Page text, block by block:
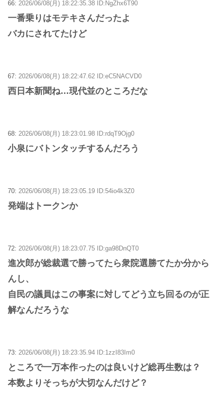
66: 2026/06/08(月) 18:22:35.38 ID:NgZhx6T90
一番乗りはモテキさんだったよ
バカにされてたけど
67: 2026/06/08(月) 18:22:47.62 ID:eC5NACVD0
西日本新聞ね…現代並のところだな
68: 2026/06/08(月) 18:23:01.98 ID:rdqT9Ojg0
小泉にバトンタッチするんだろう
70: 2026/06/08(月) 18:23:05.19 ID:54io4k3Z0
発端はトークンか
72: 2026/06/08(月) 18:23:07.75 ID:ga98DnQT0
進次郎が総裁選で勝ってたら衆院選勝てたか分から
んし、
自民の議員はこの事案に対してどう立ち回るのが正
解なんだろうな
73: 2026/06/08(月) 18:23:35.94 ID:1zzI83Im0
ところで一万本作ったのは良いけど総再生数は？
本数よりそっちが大切なんだけど？